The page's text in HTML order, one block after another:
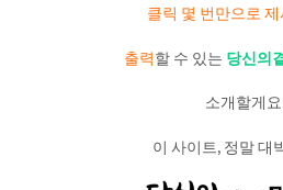
클릭 몇 번만으로
출력할 수 있는 당신의
소개할게
이 사이트, 정말 대